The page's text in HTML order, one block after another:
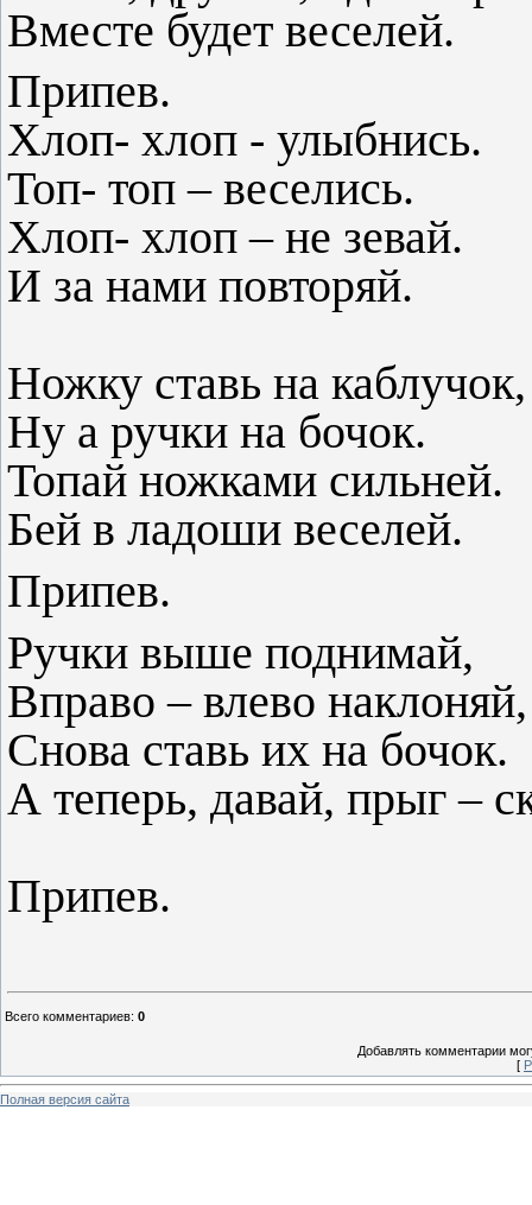
Вместе будет веселей.
Припев.
Хлоп- хлоп - улыбнись.
Топ- топ – веселись.
Хлоп- хлоп – не
И за нами повторяй.
Ножку ставь на каблучок,
Ну а ручки на бочок.
Топай ножками сильней.
Бей в ладоши веселей.
Припев.
Ручки выше поднимай,
Вправо – влево наклоняй,
Снова ставь их на бочок.
А теперь, давай, прыг –
Припев.
Всего комментариев: 0
Добавлять комментарии
[
Полная версия сайта